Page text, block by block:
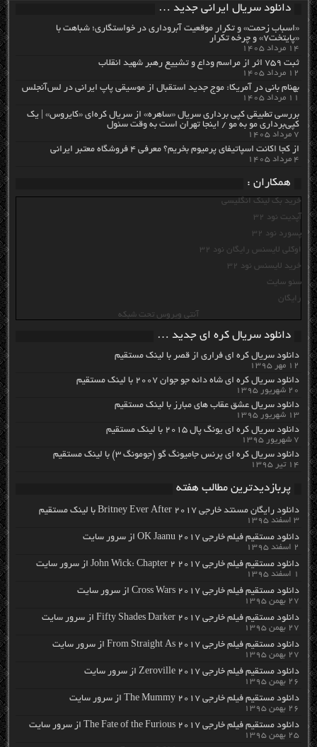
دانلود سریال ایرانی جدید …
«اسباب زحمت» و تکرار موقعیت آبروداری در خواستگاری؛ شباهت با
«پایتخت۷» و چرخه تکرار
۱۴ مرداد ۱۴۰۵
ثبت ۷۵۹ اثر از مراسم وداع و تشییع رهبر شهید انقلاب
۱۲ مرداد ۱۴۰۵
بهنام بانی در آمریکا: موج جدید استقبال از موسیقی پاپ ایرانی در لس‌آنجلس
۱۱ مرداد ۱۴۰۵
بررسی تطبیقی کپی برداری سریال «ساهره» از سریال کره‌ای «کایروس» | یک
کپی‌برداری مو به مو / اینجا تهران است به وقت سئول
۷ مرداد ۱۴۰۵
از کجا اکانت اسپاتیفای پرمیوم بخریم؟ معرفی ۴ فروشگاه معتبر ایرانی
۴ مرداد ۱۴۰۵
همکاران :
خرید بک لینک انگلیسی
آپدیت نود 32
پسورد نود 32
اوکلی لایسنس رایگان نود 32
خرید لایسنس نود 32
سئو سایت
رایگان
آنتی ویروس تحت شبکه
دانلود سریال کره ای جدید …
دانلود سریال کره ای فراری از قصر با لینک مستقیم
۱۲ مهر ۱۳۹۵
دانلود سریال کره ای شاه دائه جو جوان ۲۰۰۷ با لینک مستقیم
۲۰ شهریور ۱۳۹۵
دانلود سریال عشق عقاب های مبارز با لینک مستقیم
۱۳ شهریور ۱۳۹۵
دانلود سریال کره ای یونگ پال ۲۰۱۵ با لینک مستقیم
۷ شهریور ۱۳۹۵
دانلود سریال کره ای پرنس جامیونگ گو (جومونگ ۳) با لینک مستقیم
۱۴ تیر ۱۳۹۵
پربازدیدترین مطالب هفته
دانلود رایگان مسنتد خارجی Britney Ever After 2017 با لینک مستقیم
۳ اسفند ۱۳۹۵
دانلود مستقیم فیلم خارجی OK Jaanu 2017 از سرور سایت
۲ اسفند ۱۳۹۵
دانلود مستقیم فیلم خارجی John Wick: Chapter 2 2017 از سرور سایت
۱ اسفند ۱۳۹۵
دانلود مستقیم فیلم خارجی Cross Wars 2017 از سرور سایت
۲۷ بهمن ۱۳۹۵
دانلود مستقیم فیلم خارجی Fifty Shades Darker 2017 از سرور سایت
۲۷ بهمن ۱۳۹۵
دانلود مستقیم فیلم خارجی From Straight As 2017 از سرور سایت
۲۷ بهمن ۱۳۹۵
دانلود مستقیم فیلم خارجی Zeroville 2017 از سرور سایت
۲۶ بهمن ۱۳۹۵
دانلود مستقیم فیلم خارجی The Mummy 2017 از سرور سایت
۲۶ بهمن ۱۳۹۵
دانلود مستقیم فیلم خارجی The Fate of the Furious 2017 از سرور سایت
۲۵ بهمن ۱۳۹۵